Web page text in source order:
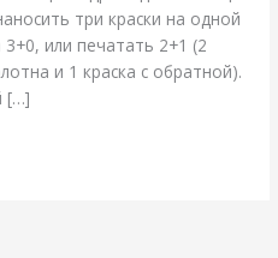
три краски на одной
или печатать 2+1 (2
и 1 краска с обратной).
[…]